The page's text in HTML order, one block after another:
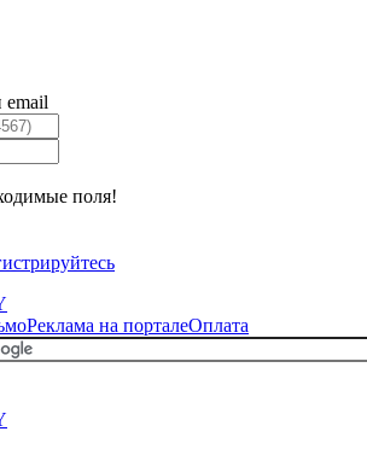
email
поля!
Реклама на порталеОплата